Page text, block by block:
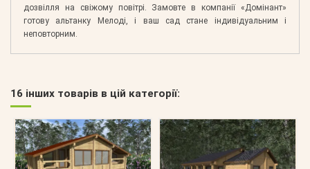
дозвілля на свіжому повітрі. Замовте в компанії «Домінант»
готову альтанку Мелоді, і ваш сад стане індивідуальним і
неповторним.
16 інших товарів в цій категорії: